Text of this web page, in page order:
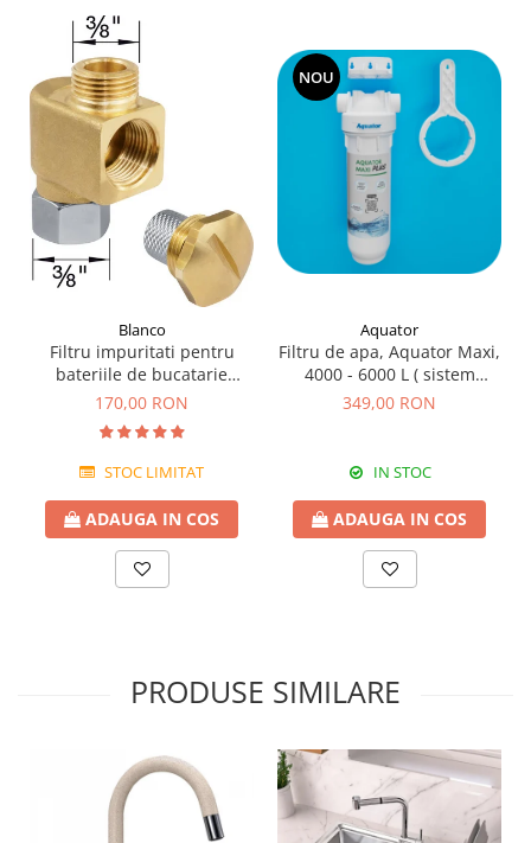
Blanco
Filtru impuritati pentru
bateriile de bucatarie
Blanco
170,00 RON
STOC LIMITAT
ADAUGA IN COS
NOU
Aquator
Filtru de apa, Aquator Maxi,
4000 - 6000 L ( sistem
complet )
349,00 RON
IN STOC
ADAUGA IN COS
PRODUSE SIMILARE